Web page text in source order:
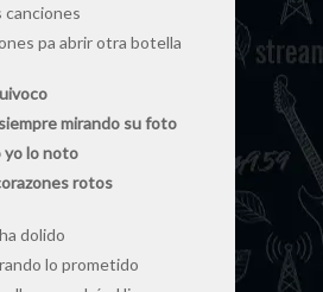
canciones
pa abrir otra botella
mirando su foto
yo lo noto
rotos
dolido
lo prometido